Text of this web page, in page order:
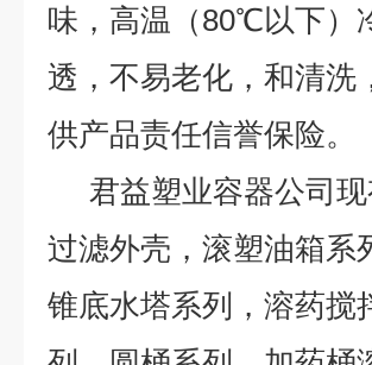
味，高温（80℃以下）
透，不易老化，和清洗
供产品责任信誉保险。
君益塑业容器公司现
过滤外壳，滚塑油箱系
锥底水塔系列，溶药搅